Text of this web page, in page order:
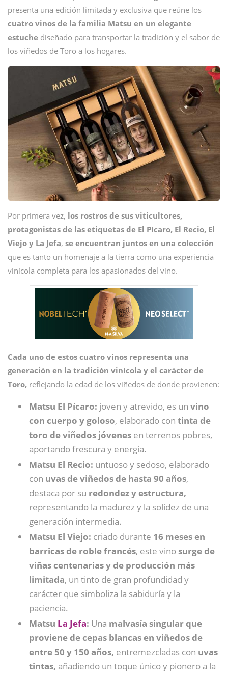
presenta una edición limitada y exclusiva que reúne los
cuatro vinos de la familia Matsu en un elegante
estuche diseñado para transportar la tradición y el sabor de
los viñedos de Toro a los hogares.
Por primera vez, los rostros de sus viticultores,
protagonistas de las etiquetas de El Pícaro, El Recio, El
Viejo y La Jefa, se encuentran juntos en una colección
que es tanto un homenaje a la tierra como una experiencia
vinícola completa para los apasionados del vino.
Cada uno de estos cuatro vinos representa una
generación en la tradición vinícola y el carácter de
Toro, reflejando la edad de los viñedos de donde provienen:
Matsu El Pícaro: joven y atrevido, es un vino
con cuerpo y goloso, elaborado con tinta de
toro de viñedos jóvenes en terrenos pobres,
aportando frescura y energía.
Matsu El Recio: untuoso y sedoso, elaborado
con uvas de viñedos de hasta 90 años,
destaca por su redondez y estructura,
representando la madurez y la solidez de una
generación intermedia.
Matsu El Viejo: criado durante 16 meses en
barricas de roble francés, este vinosurge de
viñas centenarias y de producción más
limitada, un tinto de gran profundidad y
carácter que simboliza la sabiduría y la
paciencia.
Matsu La Jefa: Una malvasía singular que
proviene de cepas blancas en viñedos de
entre 50 y 150 años, entremezcladas con uvas
tintas, añadiendo un toque único y pionero a la